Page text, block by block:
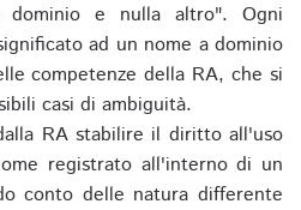
e nulla altro". Ogni
ad un nome a dominio
competenze della RA, che si
casi di ambiguità.
RA stabilire il diritto all'uso
registrato all'interno di un
conto delle natura differente